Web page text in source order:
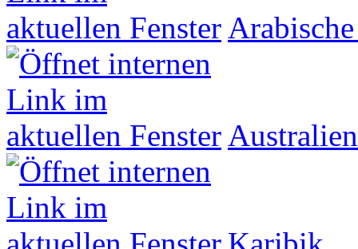
Australien